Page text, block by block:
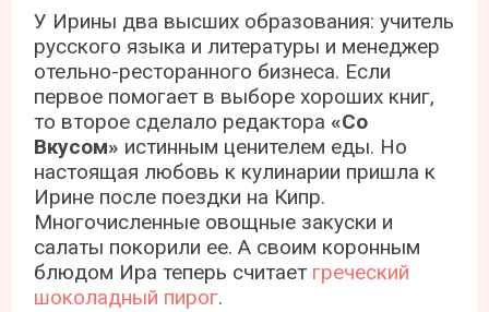
У Ирины два высших образования: учитель
русского языка и литературы и менеджер
отельно-ресторанного бизнеса. Если
первое помогает в выборе хороших книг,
то второе сделало редактора«Со
Вкусом» истинным ценителем еды. Но
настоящая любовь к кулинарии пришла к
Ирине после поездки на Кипр.
Многочисленные овощные закуски и
салаты покорили ее. А своим коронным
блюдом Ира теперь считает греческий
шоколадный пирог.